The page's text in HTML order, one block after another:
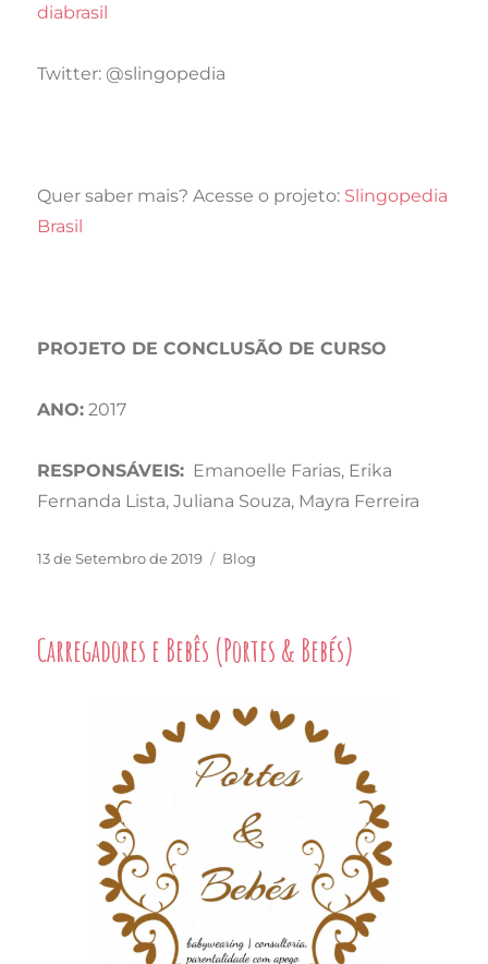
diabrasil
Twitter: @slingopedia
Quer saber mais? Acesse o projeto: Slingopedia
Brasil
PROJETO DE CONCLUSÃO DE CURSO
ANO: 2017
RESPONSÁVEIS: Emanoelle Farias, Erika
Fernanda Lista, Juliana Souza, Mayra Ferreira
Publicado
13 de Setembro de 2019 Categorias
Blog
Carregadores e Bebês (Portes & Bebés)